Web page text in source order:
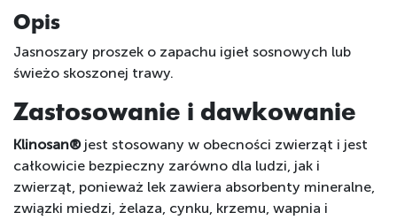
Opis
Jasnoszary proszek o zapachu igieł sosnowych lub
świeżo skoszonej trawy.
Zastosowanie i dawkowanie
Klinosan® jest stosowany w obecności zwierząt i jest
całkowicie bezpieczny zarówno dla ludzi, jak i
zwierząt, ponieważ lek zawiera absorbenty mineralne,
związki miedzi, żelaza, cynku, krzemu, wapnia i